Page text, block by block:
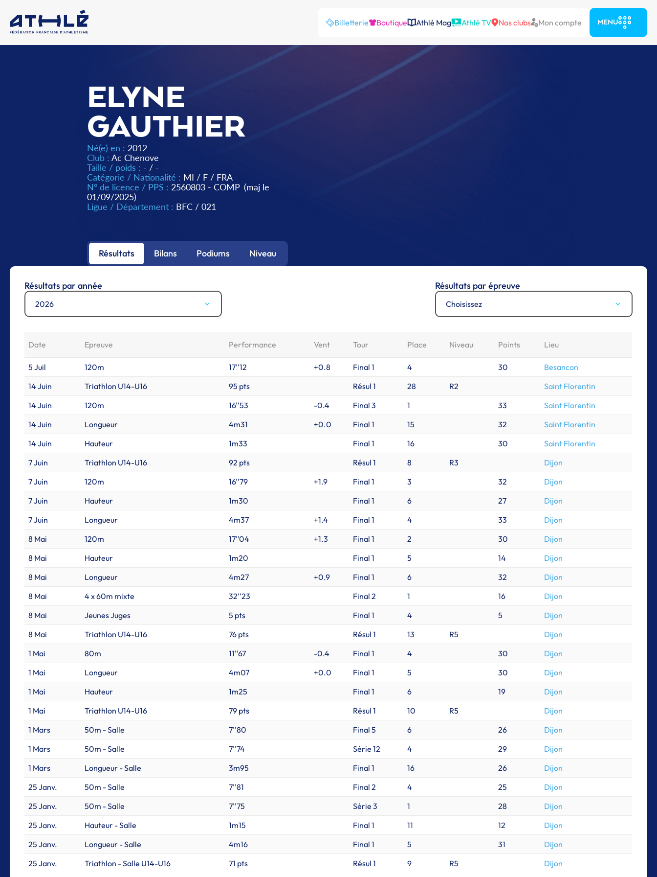
Billetterie Boutique Athlé Mag Athlé TV Nos clubs Mon compte MENU
ELYNE
GAUTHIER
Né(e) en : 2012
Club :Ac Chenove
Taille / poids : - / -
Catégorie / Nationalité : MI / F / FRA
N° de licence / PPS : 2560803 - COMP (maj le
01/09/2025)
Ligue / Département : BFC / 021
Résultats Bilans Podiums Niveau
Résultats par année
2026
Résultats par épreuve
Choisissez
Date Epreuve Performance Vent Tour Place Niveau Points Lieu
5 Juil 120m 17''12 +0.8 Final 1 4 30
Besancon
14 Juin
Triathlon U14-U16 95 pts Résul 1 28 R2
Saint Florentin
14 Juin
120m 16''53 -0.4 Final 3 1 33
Saint Florentin
14 Juin
Longueur 4m31 +0.0 Final 1 15 32
Saint Florentin
14 Juin
Hauteur 1m33 Final 1 16 30
Saint Florentin
7 Juin
Triathlon U14-U16 92 pts Résul 1 8 R3
Dijon
7 Juin
120m 16''79 +1.9 Final 1 3 32
Dijon
7 Juin
Hauteur 1m30 Final 1 6 27
Dijon
7 Juin
Longueur 4m37 +1.4 Final 1 4 33
Dijon
8 Mai
120m 17''04 +1.3 Final 1 2 30
Dijon
8 Mai
Hauteur 1m20 Final 1 5 14
Dijon
8 Mai
Longueur 4m27 +0.9 Final 1 6 32
Dijon
8 Mai
4 x 60m mixte 32''23 Final 2 1 16
Dijon
8 Mai
Jeunes Juges 5 pts Final 1 4 5
Dijon
8 Mai
Triathlon U14-U16 76 pts Résul 1 13 R5
Dijon
1 Mai
80m 11''67 -0.4 Final 1 4 30
Dijon
1 Mai
Longueur 4m07 +0.0 Final 1 5 30
Dijon
1 Mai
Hauteur 1m25 Final 1 6 19
Dijon
1 Mai
Triathlon U14-U16 79 pts Résul 1 10 R5
Dijon
1 Mars
50m - Salle 7''80 Final 5 6 26
Dijon
1 Mars
50m - Salle 7''74 Série 12 4 29
Dijon
1 Mars
Longueur - Salle 3m95 Final 1 16 26
Dijon
25 Janv.
50m - Salle 7''81 Final 2 4 25
Dijon
25 Janv.
50m - Salle 7''75 Série 3 1 28
Dijon
25 Janv.
Hauteur - Salle 1m15 Final 1 11 12
Dijon
25 Janv.
Longueur - Salle 4m16 Final 1 5 31
Dijon
25 Janv.
Triathlon - Salle U14-U16 71 pts Résul 1 9 R5 Dijon